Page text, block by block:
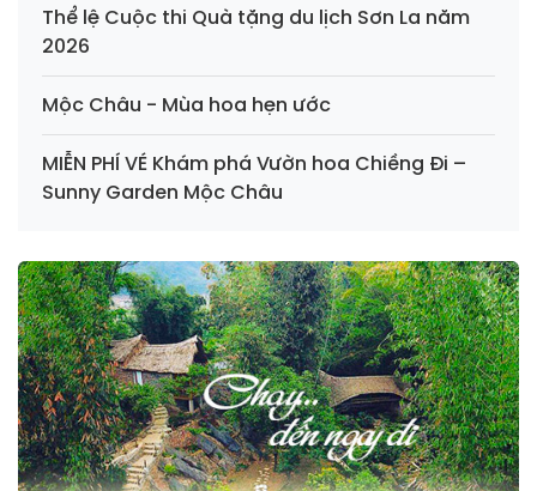
Thể lệ Cuộc thi Quà tặng du lịch Sơn La năm
2026
Mộc Châu - Mùa hoa hẹn ước
MIỄN PHÍ VÉ Khám phá Vườn hoa Chiềng Đi –
Sunny Garden Mộc Châu